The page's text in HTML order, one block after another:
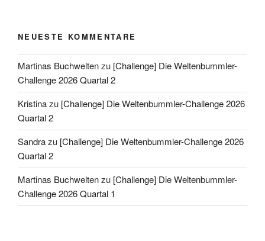
NEUESTE KOMMENTARE
Martinas Buchweltenzu [Challenge] Die Weltenbummler-
Challenge 2026 Quartal 2
Kristinazu [Challenge] Die Weltenbummler-Challenge 2026
Quartal 2
Sandrazu [Challenge] Die Weltenbummler-Challenge 2026
Quartal 2
Martinas Buchweltenzu [Challenge] Die Weltenbummler-
Challenge 2026 Quartal 1